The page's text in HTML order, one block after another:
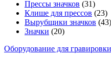
Прессы значков (31)
Клише для прессов (23)
Вырубщики значков (43)
Значки (20)
Оборудование для гравировки